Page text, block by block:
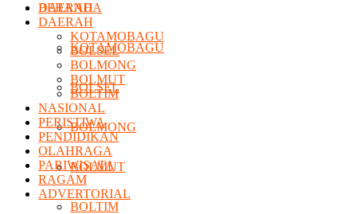
DAERAH
KOTAMOBAGU
BOLSEL
BOLMONG
BOLMUT
BOLTIM
BERANDA
DAERAH
KOTAMOBAGU
BOLSEL
BOLMONG
BOLMUT
BOLTIM
NASIONAL
PERISTIWA
PENDIDIKAN
OLAHRAGA
PARIWISATA
RAGAM
ADVERTORIAL